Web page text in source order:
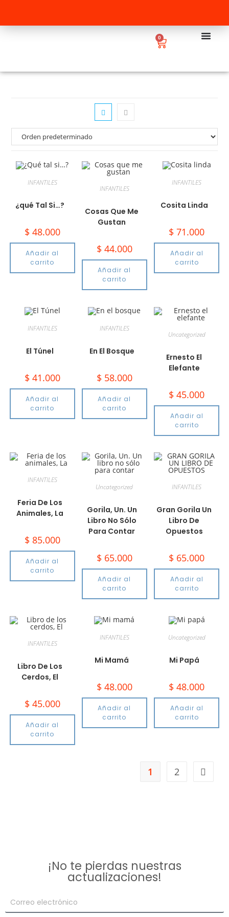
0
INFANTILES
¿qué Tal Si…?
$ 48.000
Añadir al
carrito
INFANTILES
Cosas Que Me
Gustan
$ 44.000
Añadir al
carrito
INFANTILES
Cosita Linda
$ 71.000
Añadir al
carrito
INFANTILES
El Túnel
$ 41.000
Añadir al
carrito
INFANTILES
En El Bosque
$ 58.000
Añadir al
carrito
Uncategorized
Ernesto El
Elefante
$ 45.000
Añadir al
carrito
INFANTILES
Feria De Los
Animales, La
$ 85.000
Añadir al
carrito
Uncategorized
Gorila, Un. Un
Libro No Sólo
Para Contar
$ 65.000
Añadir al
carrito
INFANTILES
Gran Gorila Un
Libro De
Opuestos
$ 65.000
Añadir al
carrito
INFANTILES
Libro De Los
Cerdos, El
$ 45.000
Añadir al
carrito
INFANTILES
Mi Mamá
$ 48.000
Añadir al
carrito
Uncategorized
Mi Papá
$ 48.000
Añadir al
carrito
1 2
¡No te pierdas nuestras
actualizaciones!